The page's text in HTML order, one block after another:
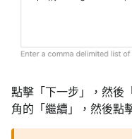
點擊「下一步」，然後
角的「繼續」，然後點